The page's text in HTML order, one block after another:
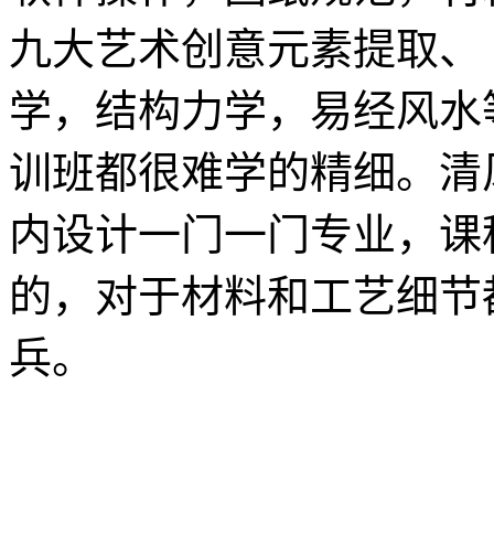
九大艺术创意元素提取
学，结构力学，易经风
训班都很难学的精细。
内设计一门一门专业，
的，对于材料和工艺细
兵。